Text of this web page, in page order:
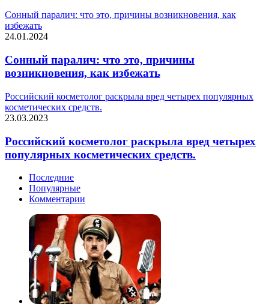
Сонный паралич: что это, причины возникновения, как
избежать
24.01.2024
Сонный паралич: что это, причины
возникновения, как избежать
Российский косметолог раскрыла вред четырех популярных
косметических средств.
23.03.2023
Российский косметолог раскрыла вред четырех
популярных косметических средств.
Последние
Популярные
Комментарии